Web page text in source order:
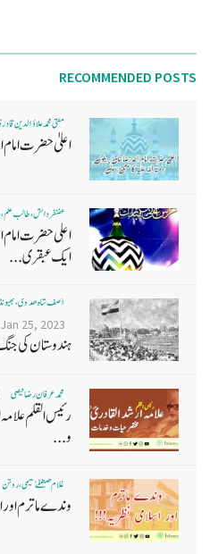
RECOMMENDED POSTS
مفتی محمد علاؤ الدین
اعلیٰ حضرت امام
غضنفر دانش، طالب
اعلی حضرت امام
ایک عبقری...
آصف شاہ ھدوی،
Jan 25, 2023
ہندوستان کی
محمد عرفان رضا فیضی
رئیس القلم
و...
غلام مصطفےٰ نعیمی،
وندے ماترم